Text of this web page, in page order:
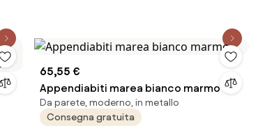
65,55 €
Appendiabiti marea bianco marmo
Da parete, moderno, in metallo
Consegna gratuita